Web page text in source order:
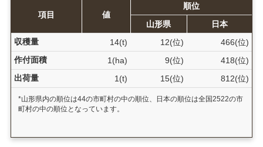
項目 値
順位
山形県
日本
収穫量
14(t) 12(位)
466(位)
作付面積
1(ha) 9(位)
418(位)
出荷量
1(t) 15(位) 812(位)
*山形県内の順位は44の市町村の中の順位、日本の順位は全国2522の市
町村の中の順位となっています。